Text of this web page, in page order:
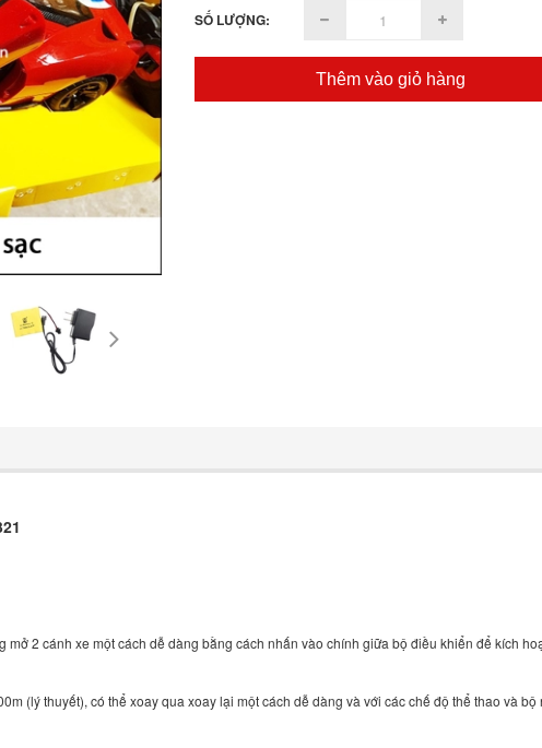
SỐ LƯỢNG:
Thêm vào giỏ hàng
2 cánh xe một cách dễ dàng bằng cách nhấn vào chính giữa bộ điều khiển để kích
(lý thuyết), có thể xoay qua xoay lại một cách dễ dàng và với các chế độ thể thao và